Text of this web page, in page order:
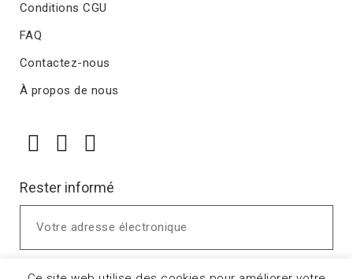
Conditions CGU
FAQ
Contactez-nous
À propos de nous
Rester informé